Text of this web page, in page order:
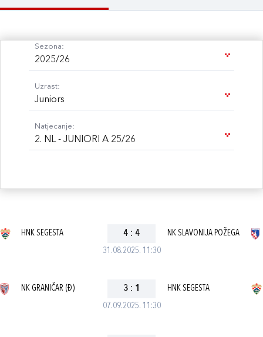
Sezona:
2025/26
Uzrast:
Juniors
Natjecanje:
2. NL - JUNIORI A 25/26
31.08.2025. 11:30
HNK SEGESTA 4 : 4 NK SLAVONIJA POŽEGA
07.09.2025. 11:30
NK GRANIČAR (Đ) 3 : 1 HNK SEGESTA